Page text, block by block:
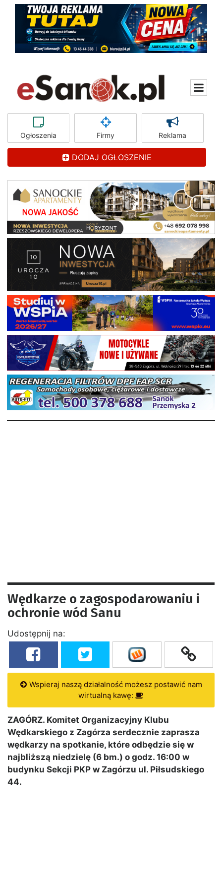
Ogłoszenia Firmy Reklama
DODAJ OGŁOSZENIE
Wędkarze o zagospodarowaniu i
ochronie wód Sanu
Udostępnij na:
Wspieraj naszą działalność możesz postawić nam
wirtualną kawę:
ZAGÓRZ. Komitet Organizacyjny Klubu
Wędkarskiego z Zagórza serdecznie zaprasza
wędkarzy na spotkanie, które odbędzie się w
najbliższą niedzielę (6 bm.) o godz. 16:00 w
budynku Sekcji PKP w Zagórzu ul. Piłsudskiego
44.